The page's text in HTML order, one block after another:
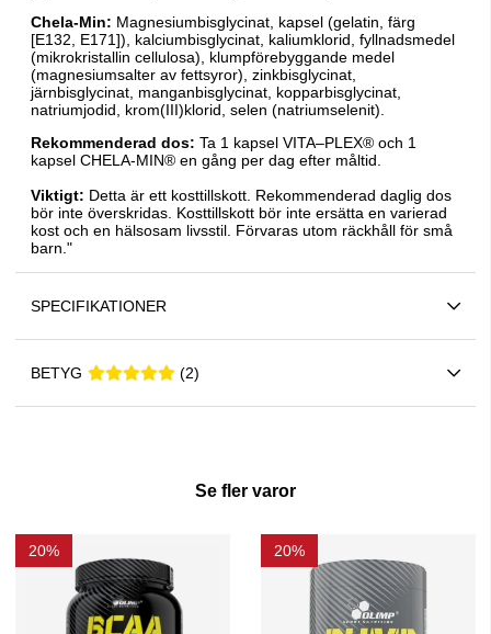
Chela-Min: Magnesiumbisglycinat, kapsel (gelatin, färg
[E132, E171]), kalciumbisglycinat, kaliumklorid, fyllnadsmedel
(mikrokristallin cellulosa), klumpförebyggande medel
(magnesiumsalter av fettsyror), zinkbisglycinat,
järnbisglycinat, manganbisglycinat, kopparbisglycinat,
natriumjodid, krom(III)klorid, selen (natriumselenit).
Rekommenderad dos: Ta 1 kapsel VITA–PLEX® och 1
kapsel CHELA-MIN® en gång per dag efter måltid.
Viktigt: Detta är ett kosttillskott. Rekommenderad daglig dos
bör inte överskridas. Kosttillskott bör inte ersätta en varierad
kost och en hälsosam livsstil. Förvaras utom räckhåll för små
barn. "
SPECIFIKATIONER
BETYG 5 2 (2)
Se fler varor
20% 20%